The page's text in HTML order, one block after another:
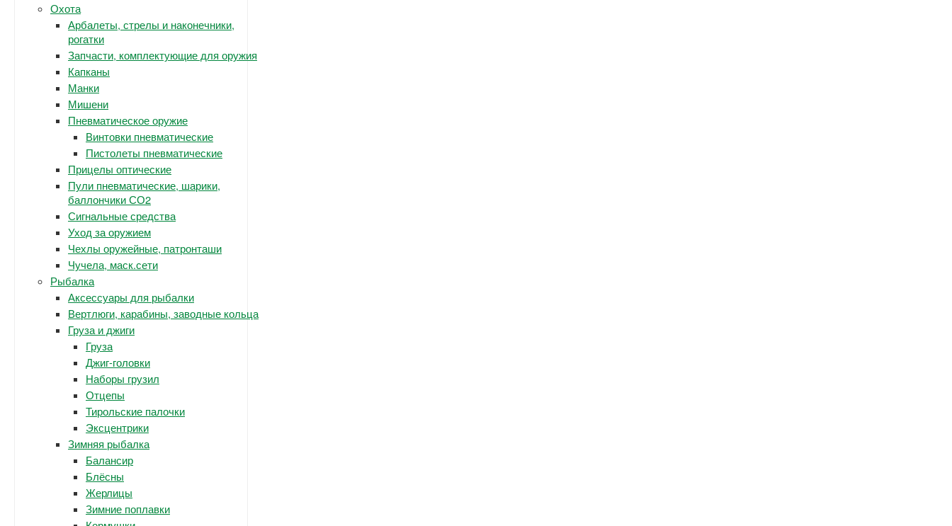
Охота
Арбалеты, стрелы и наконечники,
рогатки
Запчасти, комплектующие для оружия
Капканы
Манки
Мишени
Пневматическое оружие
Винтовки пневматические
Пистолеты пневматические
Прицелы оптические
Пули пневматические, шарики,
баллончики СО2
Сигнальные средства
Уход за оружием
Чехлы оружейные, патронташи
Чучела, маск.сети
Рыбалка
Аксессуары для рыбалки
Вертлюги, карабины, заводные кольца
Груза и джиги
Груза
Джиг-головки
Наборы грузил
Отцепы
Тирольские палочки
Эксцентрики
Зимняя рыбалка
Балансир
Блёсны
Жерлицы
Зимние поплавки